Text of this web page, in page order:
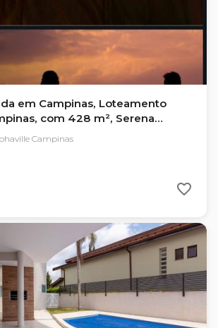
em Campinas, Loteamento
com 428 m², Serena
Campinas